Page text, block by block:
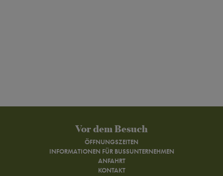
Vor dem Besuch
ÖFFNUNGSZEITEN
INFORMATIONEN FÜR BUSSUNTERNEHMEN
ANFAHRT
KONTAKT